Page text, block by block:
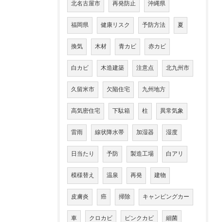
北名古屋市 再発防止 沖縄県
福岡県 健康リスク 予防方法 夏
換気 木材 青カビ 赤カビ
白カビ 木造建築 注意点 北九州市
久留米市 欠陥住宅 九州地方
高気密住宅 下駄箱 柱 異常気象
雷雨 線状降水帯 加湿器 湿度
日当たり 予防 製造工場 白アリ
模様替え 温泉 再発 建物
皮膚炎 癌 掃除 キャンピングカー
車 クロカビ ピンクカビ 細菌